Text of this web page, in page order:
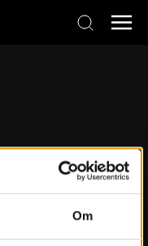
Om